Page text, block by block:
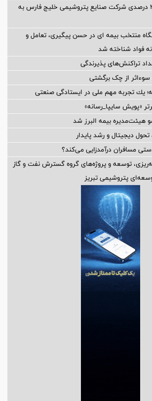
افزایش سرمایه ۲۵ درصدی شرکت صنایع پتروشیمی خلیج فارس به
منتخب بیمه ای در حسن پیگیری، تعامل و
فواد شناخته شد
تراکنش‌های پذیرندگی
یك تجربه مهم ملی در ایستادگی صنعتی
هیئت‌مدیره بيمه البرز شد
دیجیتال و رشد پایدار
دستی مسافران درآمدزایی می‌کند؟
توسعه و پروژه‌های گروه گسترش نفت و گاز
پتروشیمی تبریز